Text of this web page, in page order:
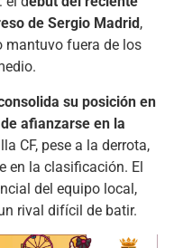
de Sergio Madrid,
mantuvo fuera de los
su posición en
afianzarse en la
CF, pese a la derrota,
en la clasificación. El
del equipo local,
rival difícil de batir.